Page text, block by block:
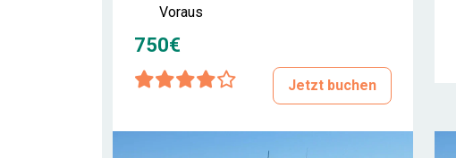
Voraus
750€
Jetzt buchen